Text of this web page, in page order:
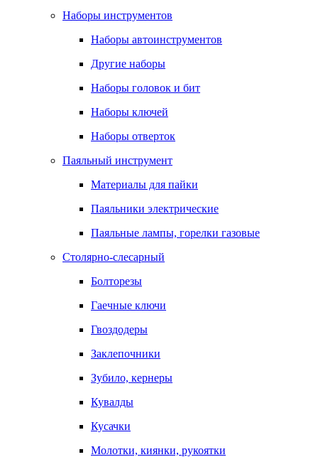
Наборы инструментов
Наборы автоинструментов
Другие наборы
Наборы головок и бит
Наборы ключей
Наборы отверток
Паяльный инструмент
Материалы для пайки
Паяльники электрические
Паяльные лампы, горелки газовые
Столярно-слесарный
Болторезы
Гаечные ключи
Гвоздодеры
Заклепочники
Зубило, кернеры
Кувалды
Кусачки
Молотки, киянки, рукоятки